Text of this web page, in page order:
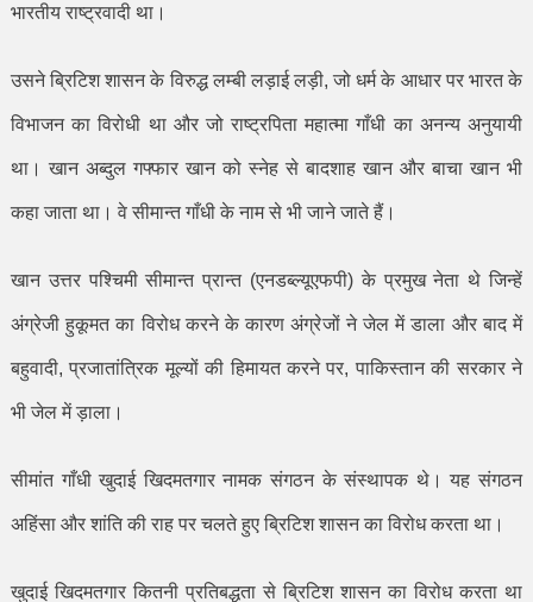
भारतीय राष्ट्रवादी था।
उसने ब्रिटिश शासन के विरुद्ध लम्बी लड़ाई लड़ी,जो धर्म के आधार पर भारत के
विभाजन का विरोधी था और जो राष्ट्रपिता महात्मा गाँधी का अनन्य अनुयायी
था। खान अब्दुल गफ्फार खान को स्नेह से बादशाह खान और बाचा खान भी
कहा जाता था। वे सीमान्त गाँधी के नाम से भी जाने जाते हैं।
खान उत्तर पश्चिमी सीमान्त प्रान्त (एनडब्ल्यूएफपी) के प्रमुख नेता थे जिन्हें
अंग्रेजी हुकूमत का विरोध करने के कारण अंग्रेजों ने जेल में डाला और बाद में
बहुवादी,प्रजातांत्रिक मूल्यों की हिमायत करने पर,पाकिस्तान की सरकार ने
भी जेल में ड़ाला।
सीमांत गाँधी खुदाई खिदमतगार नामक संगठन के संस्थापक थे। यह संगठन
अहिंसा और शांति की राह पर चलते हुए ब्रिटिश शासन का विरोध करता था।
खुदाई खिदमतगार कितनी प्रतिबद्धता से ब्रिटिश शासन का विरोध करता था